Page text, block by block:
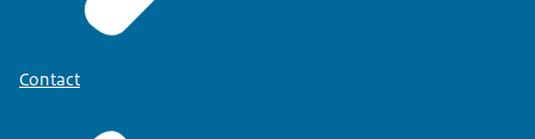
Contact